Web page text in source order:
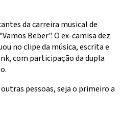
da carreira musical de
Beber". O ex-camisa dez
no clipe da música, escrita e
com participação da dupla
pessoas, seja o primeiro a